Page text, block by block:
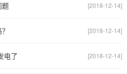
[2018-12-14]
题
[2018-12-14]
[2018-12-14]
电了